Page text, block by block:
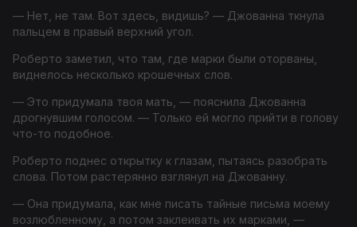
— Нет, не там. Вот здесь, видишь? — Джованна ткнула
пальцем в правый верхний угол.
Роберто заметил, что там, где марки были оторваны,
виднелось несколько крошечных слов.
— Это придумала твоя мать, — пояснила Джованна
дрогнувшим голосом. — Только ей могло прийти в голову
что-то подобное.
Роберто поднес открытку к глазам, пытаясь разобрать
слова. Потом растерянно взглянул на Джованну.
— Она придумала, как мне писать тайные письма моему
возлюбленному, а потом заклеивать их марками, —